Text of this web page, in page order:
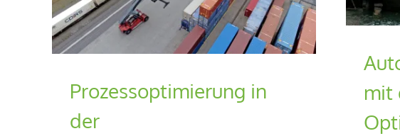
mit
Prozessoptimierung in
der